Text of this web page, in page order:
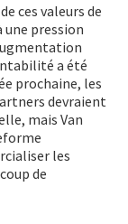
ces valeurs de
une pression
a été
prochaine, les
devraient
mais Van
les
de